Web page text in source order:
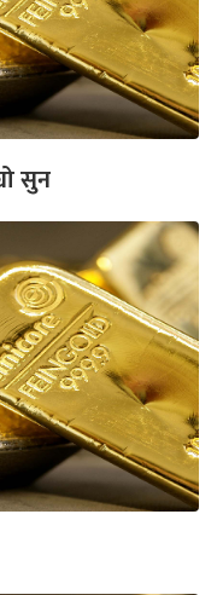
सुन